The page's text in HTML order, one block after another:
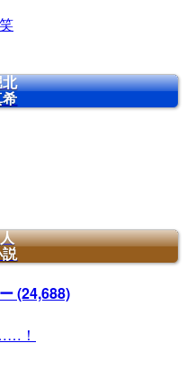
北
希
説
(24,688)
！